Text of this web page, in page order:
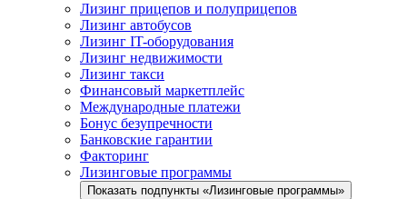
Лизинг прицепов и полуприцепов
Лизинг автобусов
Лизинг IT-оборудования
Лизинг недвижимости
Лизинг такси
Финансовый маркетплейс
Международные платежи
Бонус безупречности
Банковские гарантии
Факторинг
Лизинговые программы
Показать подпункты «Лизинговые программы»